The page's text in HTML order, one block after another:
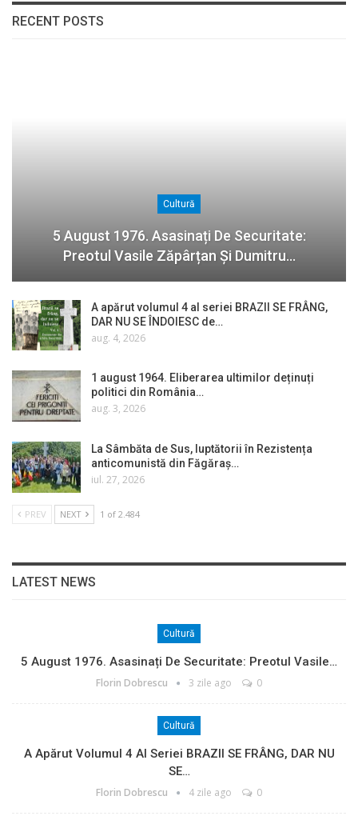
RECENT POSTS
Cultură
5 August 1976. Asasinați De Securitate:
Preotul Vasile Zăpârțan Și Dumitru…
A apărut volumul 4 al seriei BRAZII SE FRÂNG,
DAR NU SE ÎNDOIESC de…
aug. 4, 2026
1 august 1964. Eliberarea ultimilor deținuți
politici din România…
aug. 3, 2026
La Sâmbăta de Sus, luptătorii în Rezistența
anticomunistă din Făgăraș…
iul. 27, 2026
PREV NEXT 1 of 2.484
LATEST NEWS
Cultură
5 August 1976. Asasinați De Securitate: Preotul Vasile…
Florin Dobrescu 3 zile ago 0
Cultură
A Apărut Volumul 4 Al Seriei BRAZII SE FRÂNG, DAR NU
SE…
Florin Dobrescu 4 zile ago 0